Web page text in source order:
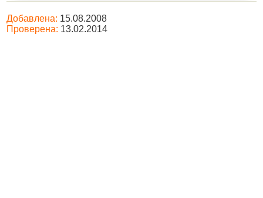
Добавлена: 15.08.2008
Проверена: 13.02.2014